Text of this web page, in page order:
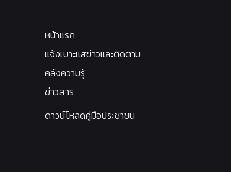
หน้าแรก
แจ้งเบาะแสข่าวและติดตาม
คลังความรู้
ข่าวสาร
ดาวน์โหลดคู่มือประชาชน